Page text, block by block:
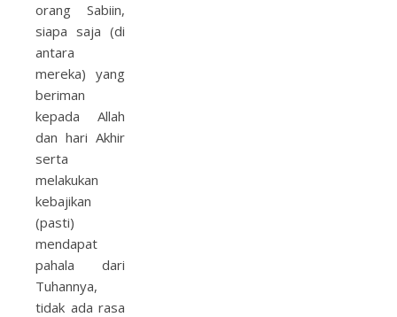
orang Sabiin,
siapa saja (di
antara
mereka) yang
beriman
kepada Allah
dan hari Akhir
serta
melakukan
kebajikan
(pasti)
mendapat
pahala dari
Tuhannya,
tidak ada rasa